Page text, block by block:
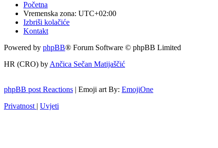
Početna
Vremenska zona: UTC+02:00
Izbriši kolačiće
Kontakt
Powered by phpBB® Forum Software © phpBB Limited
HR (CRO) byAnčica Sečan Matijaščić
phpBB post Reactions | Emoji art By: EmojiOne
Privatnost
Uvjeti